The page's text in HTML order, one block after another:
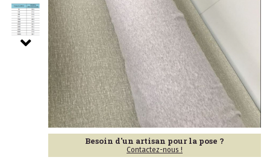
Besoin d'un artisan pour la pose ?
Contactez-nous !